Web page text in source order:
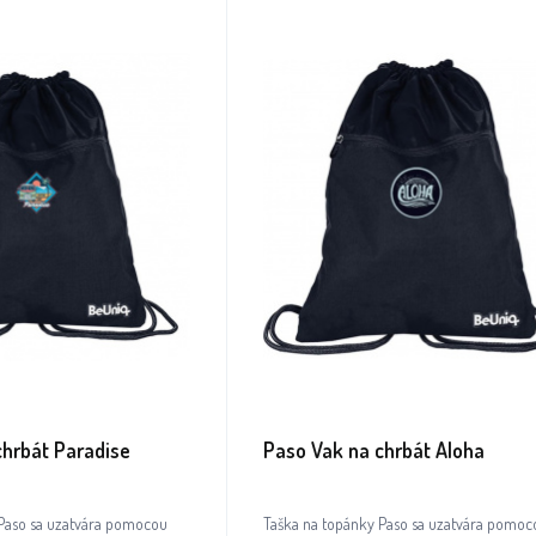
Paradise
sa uzatvára pomocou
Paso Vak na chrbát Aloha
Taška na topánky Paso sa uzatvára